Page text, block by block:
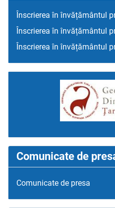
Înscrierea în învățământul
Înscrierea în învățământul
Înscrierea în învățământul
Comunicate de
Comunicate de presa